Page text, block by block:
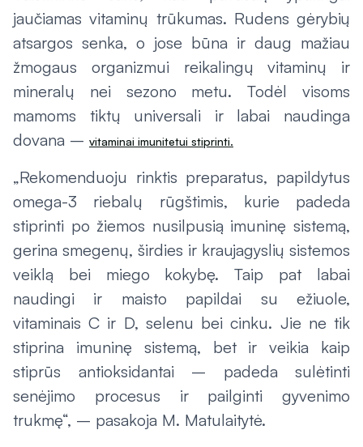
jaučiamas vitaminų trūkumas. Rudens gėrybių
atsargos senka, o jose būna ir daug mažiau
žmogaus organizmui reikalingų vitaminų ir
mineralų nei sezono metu. Todėl visoms
mamoms tiktų universali ir labai naudinga
dovana – vitaminai imunitetui stiprinti.
„Rekomenduoju rinktis preparatus, papildytus
omega-3 riebalų rūgštimis, kurie padeda
stiprinti po žiemos nusilpusią imuninę sistemą,
gerina smegenų, širdies ir kraujagyslių sistemos
veiklą bei miego kokybę. Taip pat labai
naudingi ir maisto papildai su ežiuole,
vitaminais C ir D, selenu bei cinku. Jie ne tik
stiprina imuninę sistemą, bet ir veikia kaip
stiprūs antioksidantai – padeda sulėtinti
senėjimo procesus ir pailginti gyvenimo
trukmę“, – pasakoja M. Matulaitytė.